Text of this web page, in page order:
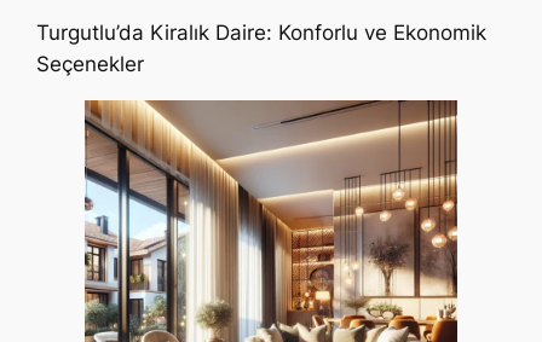
Turgutlu’da Kiralık Daire: Konforlu ve Ekonomik
Seçenekler